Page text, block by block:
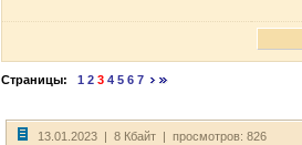
Страницы: 1 2 3 4 5 6 7
13.01.2023 | 8 Кбайт | просмотров: 826